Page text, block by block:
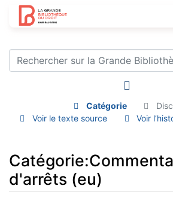
Catégorie
Voir le texte source
Voir
Catégorie:
d'arrêts (eu)